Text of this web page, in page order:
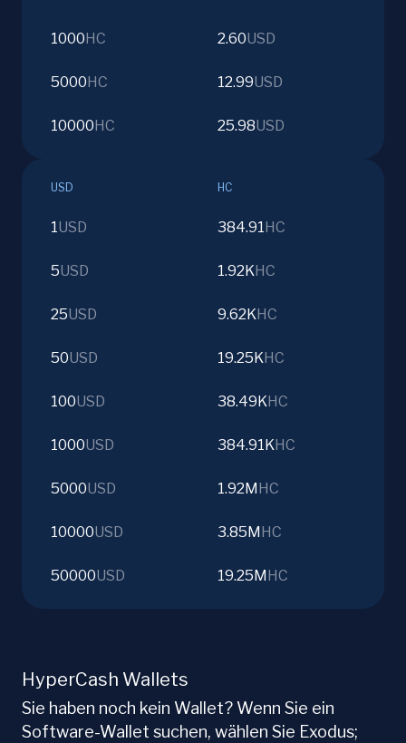
1000 HC 2.60USD
5000 HC 12.99USD
10000 HC 25.98USD
USD HC
1USD 384.91 HC
5USD 1.92KHC
25USD 9.62KHC
50USD 19.25KHC
100USD 38.49KHC
1000USD 384.91KHC
5000USD 1.92M HC
10000USD 3.85M HC
50000USD 19.25M HC
HyperCash Wallets
Sie haben noch kein Wallet? Wenn Sie ein
Software-Wallet suchen, wählen Sie Exodus;